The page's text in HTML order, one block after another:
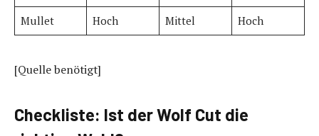
Mullet
Hoch Mittel Hoch
[Quelle benötigt]
Checkliste: Ist der Wolf Cut die